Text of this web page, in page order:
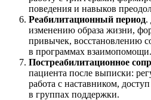
поведения и навыков
Реабилитационный период.
изменению образа жизни,
привычек, восстановлению
в программах взаимопомощи.
Постреабилитационное
пациента после выписки:
работа с наставником,
в группах поддержки.